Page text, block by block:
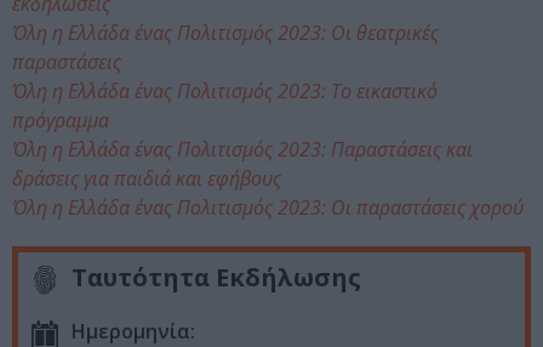
Όλη η Ελλάδα ένας Πολιτισμός 2023: Οι θεατρικές
παραστάσεις
Όλη η Ελλάδα ένας Πολιτισμός 2023: Το εικαστικό
πρόγραμμα
Όλη η Ελλάδα ένας Πολιτισμός 2023: Παραστάσεις και
δράσεις για παιδιά και εφήβους
Όλη η Ελλάδα ένας Πολιτισμός 2023: Οι παραστάσεις χορού
Ταυτότητα Εκδήλωσης
Ημερομηνία: